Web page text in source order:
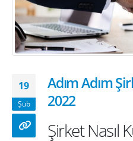
19
Şub
Adım Adım
2022
Şirket Nasıl